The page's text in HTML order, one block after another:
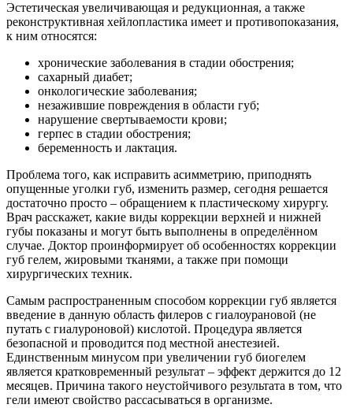
Эстетическая увеличивающая и редукционная, а также
реконструктивная хейлопластика имеет и противопоказания,
к ним относятся:
хронические заболевания в стадии обострения;
сахарный диабет;
онкологические заболевания;
незажившие повреждения в области губ;
нарушение свертываемости крови;
герпес в стадии обострения;
беременность и лактация.
Проблема того, как исправить асимметрию, приподнять
опущенные уголки губ, изменить размер, сегодня решается
достаточно просто – обращением к пластическому хирургу.
Врач расскажет, какие виды коррекции верхней и нижней
губы показаны и могут быть выполнены в определённом
случае. Доктор проинформирует об особенностях коррекции
губ гелем, жировыми тканями, а также при помощи
хирургических техник.
Самым распространенным способом коррекции губ является
введение в данную область филеров с гиалоурановой (не
путать с гиалуроновой) кислотой. Процедура является
безопасной и проводится под местной анестезией.
Единственным минусом при увеличении губ биогелем
является кратковременный результат – эффект держится до 12
месяцев. Причина такого неустойчивого результата в том, что
гели имеют свойство рассасываться в организме.